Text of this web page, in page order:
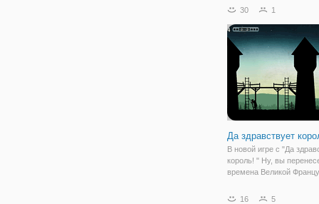
плитки попарно, чтобы
30 1
Да здравствует
В новой игре с "Да
король! " Ну, вы
времена Великой
буржуазии удалось
16 5